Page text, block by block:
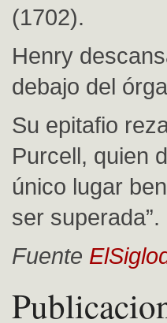
(1702).
Henry
debajo del
Su epitafio
Purcell, quien
único lugar
ser superada”.
Fuente